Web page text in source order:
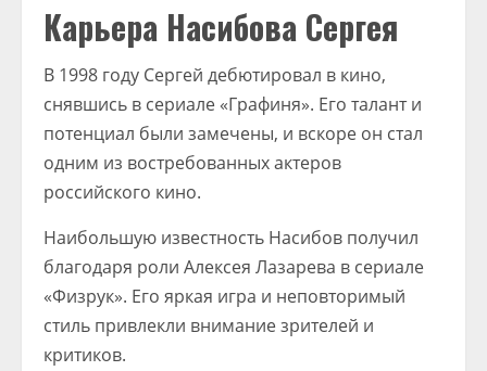
Карьера Насибова Сергея
В 1998 году Сергей дебютировал в кино,
снявшись в сериале «Графиня». Его талант и
потенциал были замечены, и вскоре он стал
одним из востребованных актеров
российского кино.
Наибольшую известность Насибов получил
благодаря роли Алексея Лазарева в сериале
«Физрук». Его яркая игра и неповторимый
стиль привлекли внимание зрителей и
критиков.